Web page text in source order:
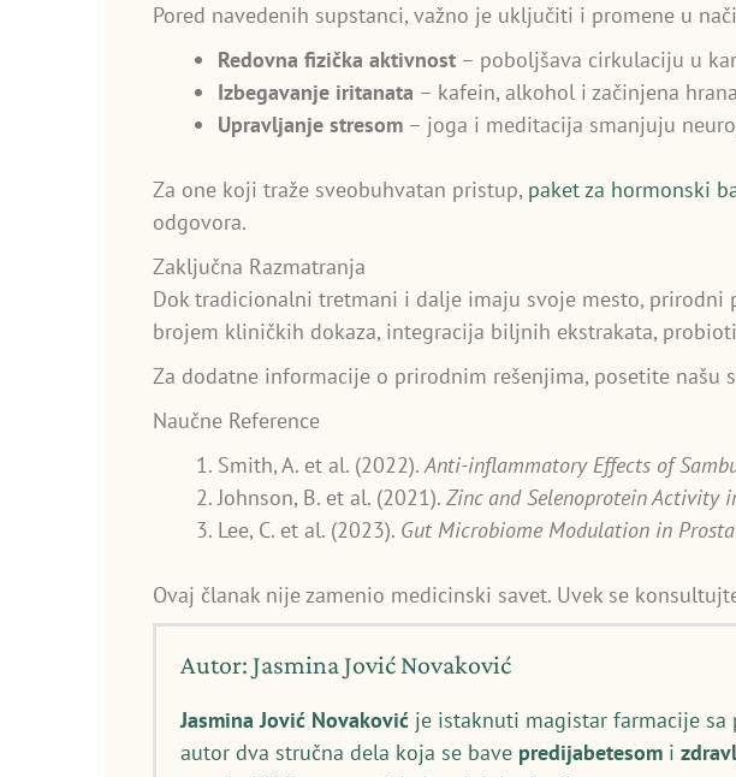
Pored navedenih supstanci, važno je uključiti i promene u
Redovna fizička aktivnost – poboljšava cirkulaciju u
Izbegavanje iritanata – kafein, alkohol i začinjena
Upravljanje stresom – joga i meditacija smanjuju
Za one koji traže sveobuhvatan pristup, paket za hormonski
odgovora.
Zaključna Razmatranja
Dok tradicionalni tretmani i dalje imaju svoje mesto,
brojem kliničkih dokaza, integracija biljnih ekstrakata,
Za dodatne informacije o prirodnim rešenjima, posetite našu
Naučne Reference
Smith, A. et al. (2022).Anti-inflammatory Effects of
Johnson, B. et al. (2021). Zinc and Selenoprotein Activity
Lee, C. et al. (2023). Gut Microbiome Modulation in
Ovaj članak nije zamenio medicinski savet. Uvek se
Autor: Jasmina Jović Novaković
Jasmina Jović Novaković je istaknuti magistar farmacije
autor dva stručna dela koja se bave predijabetesom i